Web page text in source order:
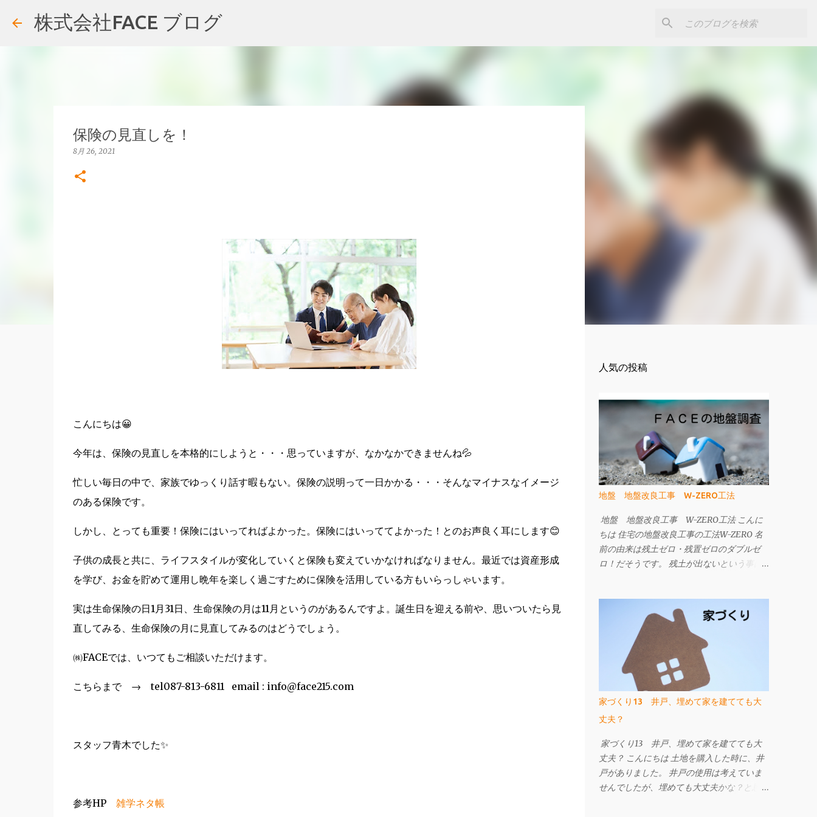
株式会社FACE ブログ
保険の見直しを！
8月 26, 2021
こんにちは😀
今年は、保険の見直しを本格的にしようと・・・思っていますが、なかなかできませんね💦
忙しい毎日の中で、家族でゆっくり話す暇もない。保険の説明って一日かかる・・・そんなマイナスなイメージ
のある保険です。
しかし、とっても重要！保険にはいってればよかった。保険にはいっててよかった！とのお声良く耳にします😊
子供の成長と共に、ライフスタイルが変化していくと保険も変えていかなければなりません。最近では資産形成
を学び、お金を貯めて運用し晩年を楽しく過ごすために保険を活用している方もいらっしゃいます。
実は生命保険の日1月31日、生命保険の月は11月というのがあるんですよ。誕生日を迎える前や、思いついたら見
直してみる、生命保険の月に見直してみるのはどうでしょう。
㈱FACEでは、いつてもご相談いただけます。
こちらまで → tel087-813-6811 email : info@face215.com
スタッフ青木でした✨
参考HP 雑学ネタ帳
人気の投稿
地盤 地盤改良工事 W-ZERO工法
地盤 地盤改良工事 W-ZERO工法 こんに
ちは 住宅の地盤改良工事の工法W-ZERO 名
前の由来は残土ゼロ・残置ゼロのダブルゼ
ロ！だそうです。 残土が出ないという事は
材である先端の部品と細径鋼管を撤去するこ
とができます。 ですので、地中に埋設物を
残しません。 今までの工法は、建物の重さ
に対して補強材の力のみで支える考え方でし
たが、 W-ZERO工法は土地の支持力も活か
して改良工事の内容を考えられています。
ですから、杭の本数が従来より少なくなった
り、施工日数が少なくて済むなどのメリット
があります。 地盤改良工事は建物を支える
事が一番です。 地震や液状化による被害が
ゼロになる工事ではありませんが、 地盤補
強工事を行っている建物と比べ地震による被
害は小さくなります。 地盤改良工事をご検
家づくり13 井戸、埋めて家を建てても大
丈夫？
家づくり13 井戸、埋めて家を建てても大
丈夫？ こんにちは 土地を購入した時に、井
戸がありました。 井戸の使用は考えていま
せんでしたが、埋めても大丈夫かな？と思っ